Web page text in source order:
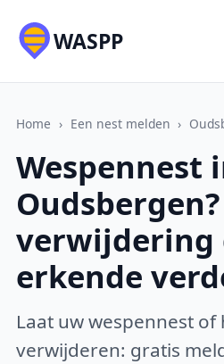
WASPP
Home › Een nest melden ›
Wespennest
verwijdering
erkende
Laat uw wespennest
verwijderen: gratis